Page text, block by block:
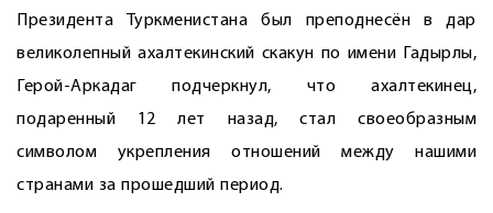
Президента Туркменистана был преподнесён в дар
великолепный ахалтекинский скакун по имени Гадырлы,
Герой-Аркадаг подчеркнул, что ахалтекинец,
подаренный 12 лет назад, стал своеобразным
символом укрепления отношений между нашими
странами за прошедший период.